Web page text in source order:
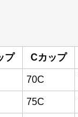
プ Cカップ
70C
75C